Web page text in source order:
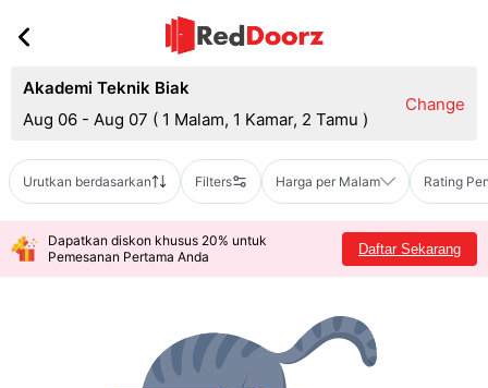
Akademi Teknik Biak
Aug 06 - Aug 07 ( 1 Malam, 1 Kamar, 2 Tamu )
Change
Urutkan berdasarkan Filters Harga per Malam Rating
Dapatkan diskon khusus 20% untuk
Pemesanan Pertama Anda
Daftar Sekarang